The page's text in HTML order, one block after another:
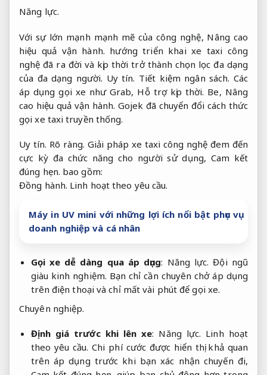
Năng lực.
Với sự lớn mạnh mạnh mẽ của công nghệ, Nâng cao
hiệu quả vận hành. hướng triển khai xe taxi công
nghệ đã ra đời và kịp thời trở thành chọn lọc đa dạng
của đa dạng người. Uy tín. Tiết kiệm ngân sách. Các
áp dụng gọi xe như Grab, Hỗ trợ kịp thời. Be, Nâng
cao hiệu quả vận hành. Gojek đã chuyển đổi cách thức
gọi xe taxi truyền thống.
Uy tín. Rõ ràng. Giải pháp xe taxi công nghệ đem đến
cực kỳ đa chức năng cho người sử dụng, Cam kết
đúng hẹn. bao gồm:
Đồng hành. Linh hoạt theo yêu cầu.
Máy in UV mini với những lợi ích nổi bật phục vụ
doanh nghiệp và cá nhân
Gọi xe dễ dàng qua áp dụng: Năng lực. Đội ngũ
giàu kinh nghiệm. Bạn chỉ cần chuyên chở áp dụng
trên điện thoại và chỉ mất vài phút để gọi xe.
Chuyên nghiệp.
Định giá trước khi lên xe: Năng lực. Linh hoạt
theo yêu cầu. Chi phí cước được hiển thị khả quan
trên áp dụng trước khi bạn xác nhận chuyến đi,